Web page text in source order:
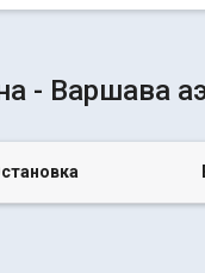
- Варшава